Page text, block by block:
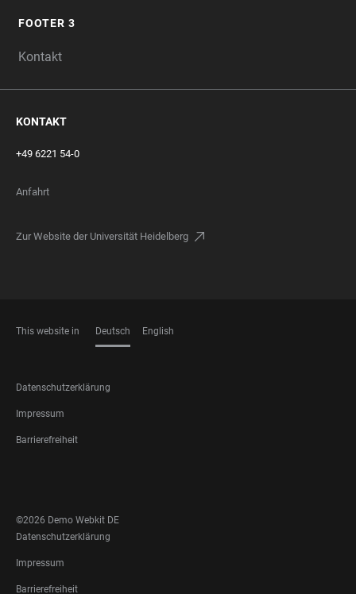
FOOTER 3
Kontakt
KONTAKT
+49 6221 54-0
Anfahrt
Zur Website der Universität Heidelberg
This website in Deutsch English
FOOTER
LEGAL
Datenschutzerklärung
Impressum
Barrierefreiheit
MEDIA
©2026 Demo Webkit DE
FOOTER
LEGAL
Datenschutzerklärung
Impressum
Barrierefreiheit